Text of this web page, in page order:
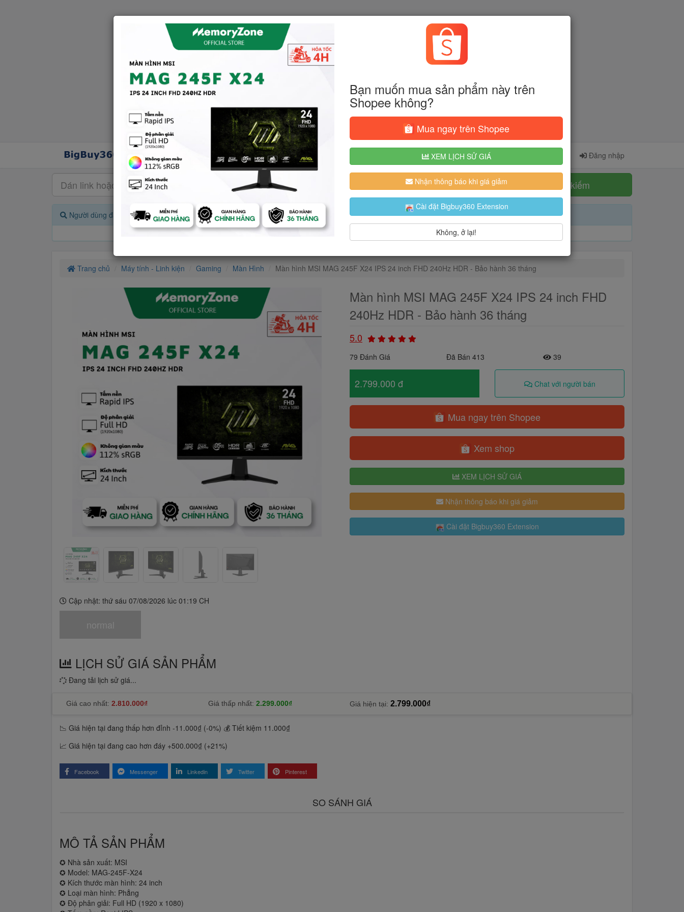
Cài đặt Extension Đăng nhập
Tìm kiếm
Người dùng đang quan tâm đến 🔥...
Trang chủ Máy tính - Linh kiện Gaming Màn Hình Màn hình MSI MAG 245F X24 IPS 24 inch FHD 240Hz HDR - Bảo hành 36 tháng
Màn hình MSI MAG 245F X24 IPS 24 inch FHD
240Hz HDR - Bảo hành 36 tháng
5.0
79 Đánh Giá Đã Bán 413 39
2.799.000 đ Chat với người bán
Mua ngay trên Shopee
Xem shop
XEM LỊCH SỬ GIÁ
Nhận thông báo khi giá giảm
Cài đặt Bigbuy360 Extension
Cập nhật: thứ sáu 07/08/2026 lúc 01:19 CH
normal
LỊCH SỬ GIÁ SẢN PHẨM
Đang tải lịch sử giá...
Giá cao nhất: 2.810.000₫ Giá thấp nhất: 2.299.000₫ Giá hiện tại: 2.799.000₫
📉 Giá hiện tại đang thấp hơn đỉnh -11.000₫ (-0%) 💰 Tiết kiệm 11.000₫
📈 Giá hiện tại đang cao hơn đáy +500.000₫ (+21%)
Facebook Messenger Linkedin Twitter Pinterest
SO SÁNH GIÁ
MÔ TẢ SẢN PHẨM
✪ Nhà sản xuất: MSI
✪ Model: MAG-245F-X24
✪ Kích thước màn hình: 24 inch
✪ Loại màn hình: Phẳng
✪ Độ phân giải: Full HD (1920 x 1080)
Bạn muốn mua sản phẩm này trên
Shopee không?
Mua ngay trên Shopee
XEM LỊCH SỬ GIÁ
Nhận thông báo khi giá giảm
Cài đặt Bigbuy360 Extension
Không, ở lại!